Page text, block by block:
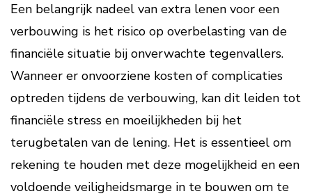
Een belangrijk nadeel van extra lenen voor een
verbouwing is het risico op overbelasting van de
financiële situatie bij onverwachte tegenvallers.
Wanneer er onvoorziene kosten of complicaties
optreden tijdens de verbouwing, kan dit leiden tot
financiële stress en moeilijkheden bij het
terugbetalen van de lening. Het is essentieel om
rekening te houden met deze mogelijkheid en een
voldoende veiligheidsmarge in te bouwen om te